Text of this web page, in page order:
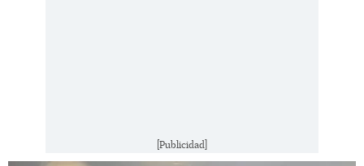
[Publicidad]